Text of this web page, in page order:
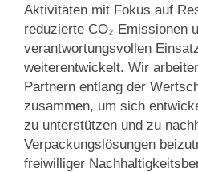
Aktivitäten mit Fokus auf
reduzierte CO₂ Emissionen
verantwortungsvollen
weiterentwickelt. Wir
Partnern entlang der
zusammen, um sich
zu unterstützen und zu
Verpackungslösungen
freiwilliger